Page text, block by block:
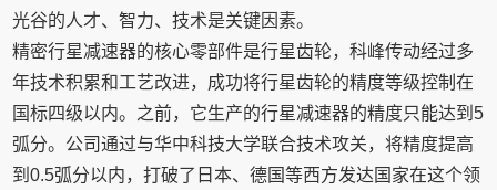
光谷的人才、智力、技术是关键因素。
精密行星减速器的核心零部件是行星齿轮，科峰传动经过多
年技术积累和工艺改进，成功将行星齿轮的精度等级控制在
国标四级以内。之前，它生产的行星减速器的精度只能达到5
弧分。公司通过与华中科技大学联合技术攻关，将精度提高
到0.5弧分以内，打破了日本、德国等西方发达国家在这个领